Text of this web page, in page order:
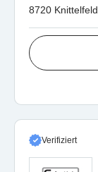
8720 Knittelfeld
Verifiziert